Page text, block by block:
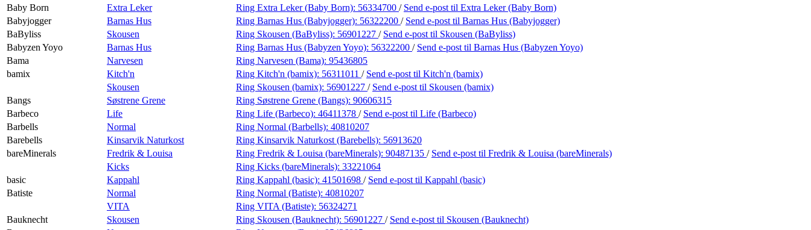
Baby Born
Extra Leker Ring Extra Leker (Baby Born): 56334700 / Send e-post til Extra Leker (Baby Born)
Babyjogger
Barnas Hus Ring Barnas Hus (Babyjogger): 56322200 / Send e-post til Barnas Hus (Babyjogger)
BaByliss
Skousen Ring Skousen (BaByliss): 56901227 / Send e-post til Skousen (BaByliss)
Babyzen Yoyo
Barnas Hus Ring Barnas Hus (Babyzen Yoyo): 56322200 / Send e-post til Barnas Hus (Babyzen Yoyo)
Bama
Narvesen Ring Narvesen (Bama): 95436805
bamix
Kitch'n Ring Kitch'n (bamix): 56311011 / Send e-post til Kitch'n (bamix)
Skousen
Ring Skousen (bamix): 56901227 / Send e-post til Skousen (bamix)
Bangs
Søstrene Grene Ring Søstrene Grene (Bangs): 90606315
Barbeco
Life Ring Life (Barbeco): 46411378 / Send e-post til Life (Barbeco)
Barbells
Normal Ring Normal (Barbells): 40810207
Barebells
Kinsarvik Naturkost Ring Kinsarvik Naturkost (Barebells): 56913620
bareMinerals
Fredrik & Louisa Ring Fredrik & Louisa (bareMinerals): 90487135 / Send e-post til Fredrik & Louisa (bareMinerals)
Kicks
Ring Kicks (bareMinerals): 33221064
basic
Kappahl Ring Kappahl (basic): 41501698 / Send e-post til Kappahl (basic)
Batiste
Normal Ring Normal (Batiste): 40810207
VITA
Ring VITA (Batiste): 56324271
Bauknecht
Skousen Ring Skousen (Bauknecht): 56901227 / Send e-post til Skousen (Bauknecht)